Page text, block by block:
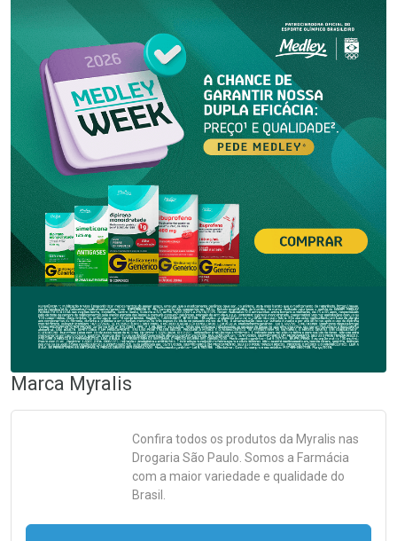
Marca Myralis
Confira todos os produtos da Myralis nas
Drogaria São Paulo. Somos a Farmácia
com a maior variedade e qualidade do
Brasil.